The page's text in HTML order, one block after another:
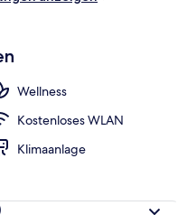
Wellness
Kostenloses WLAN
Klimaanlage